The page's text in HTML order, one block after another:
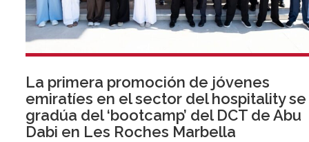
La primera promoción de jóvenes
emiratíes en el sector del hospitality se
gradúa del ‘bootcamp’ del DCT de Abu
Dabi en Les Roches Marbella